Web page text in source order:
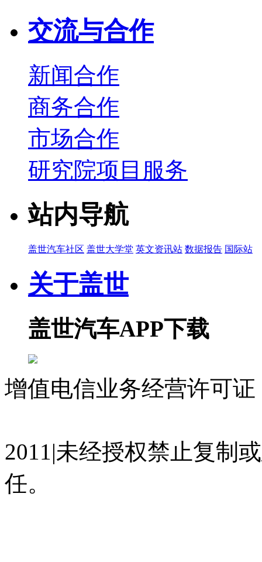
交流与合作
新闻合作
商务合作
市场合作
研究院项目服务
站内导航
盖世汽车社区 盖世大学堂 英文资讯站 数据报告 国际站
关于盖世
盖世汽车APP下载
增值电信业务经营许可
2011|未经授权禁止复制
任。